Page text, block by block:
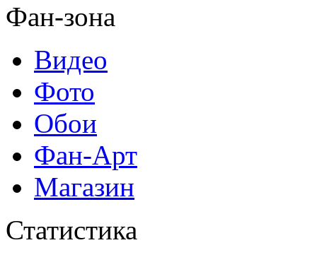
Фан-зона
Видео
Фото
Обои
Фан-Арт
Магазин
Статистика